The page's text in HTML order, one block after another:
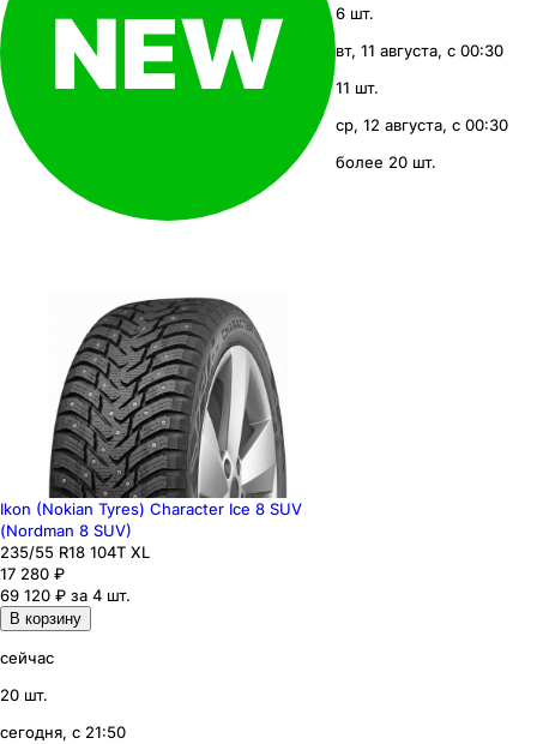
Ikon (Nokian Tyres) Character Ice 8 SUV
(Nordman 8 SUV)
235/55 R18 104T XL
17 280 ₽
69 120 ₽ за 4 шт.
В корзину
сейчас
20 шт.
сегодня, с 21:50
6 шт.
вт, 11 августа, с 00:30
11 шт.
ср, 12 августа, с 00:30
более 20 шт.